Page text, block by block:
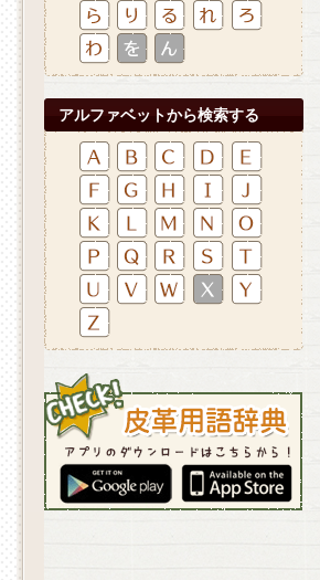
アルファベットから検索する